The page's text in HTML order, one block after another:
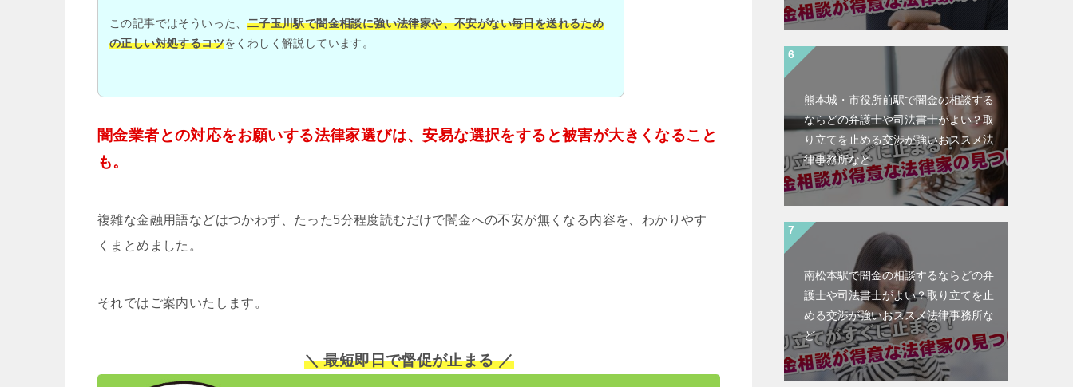
この記事ではそういった、 二子玉川駅で闇金相談に強い法律家や、不安がない毎日を送れるため
の正しい対処するコツをくわしく解説しています。
闇金業者との対応をお願いする法律家選びは、安易な選択をすると被害が大きくなること
も。
複雑な金融用語などはつかわず、たった5分程度読むだけで闇金への不安が無くなる内容を、わかりやす
くまとめました。
それではご案内いたします。
＼ 最短即日で督促が止まる ／
熊本城・市役所前駅で闇金の相談する
ならどの弁護士や司法書士がよい？取
り立てを止める交渉が強いおススメ法
律事務所など
南松本駅で闇金の相談するならどの弁
護士や司法書士がよい？取り立てを止
める交渉が強いおススメ法律事務所な
ど